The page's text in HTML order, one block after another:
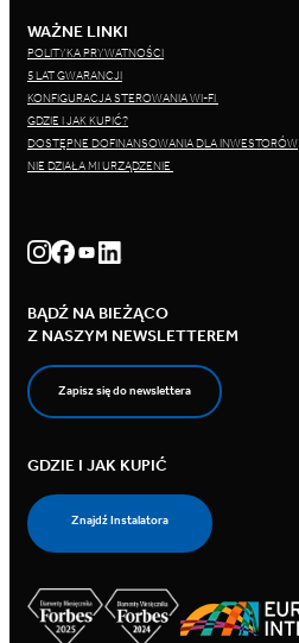
WAŻNE LINKI
POLITYKA PRYWATNOŚCI
5 LAT GWARANCJI
KONFIGURACJA STEROWANIA WI-FI
GDZIE I JAK KUPIĆ?
DOSTĘPNE DOFINANSOWANIA DLA INWESTORÓW
NIE DZIAŁA MI URZĄDZENIE
BĄDŹ NA BIEŻĄCO
Z NASZYM NEWSLETTEREM
Zapisz się do newslettera
GDZIE I JAK KUPIĆ
Znajdź Instalatora